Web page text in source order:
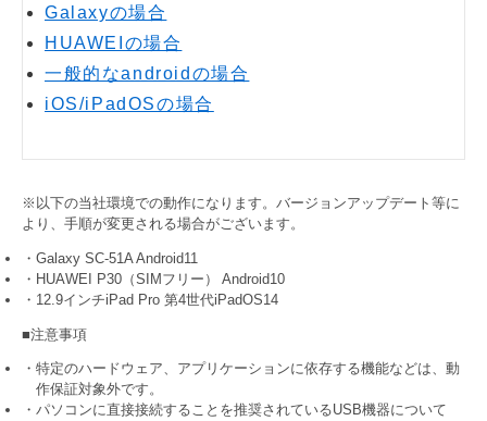
Galaxyの場合
HUAWEIの場合
一般的なandroidの場合
iOS/iPadOSの場合
※以下の当社環境での動作になります。バージョンアップデート等に
より、手順が変更される場合がございます。
・Galaxy SC-51A Android11
・HUAWEI P30（SIMフリー） Android10
・12.9インチiPad Pro 第4世代iPadOS14
■注意事項
・特定のハードウェア、アプリケーションに依存する機能などは、動
作保証対象外です。
・パソコンに直接接続することを推奨されているUSB機器について